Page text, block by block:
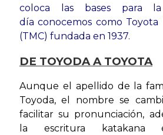
coloca
las bases para
díaconocemos como
(TMC) fundada en 1937.
DE TOYODA A TOYOTA
Aunque el apellido de la
Toyoda, el nombre se
facilitar su pronunciación,
la escritura